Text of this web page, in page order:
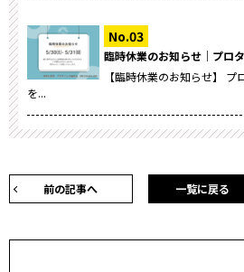
臨時休業のお知らせ｜プロ
【臨時休業のお知らせ】
を...
前の記事へ 一覧に戻る